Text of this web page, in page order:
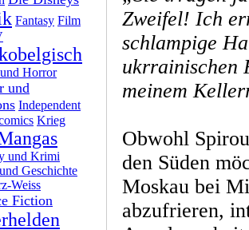
Fantasy Film
Horror
und
Independent
Krieg
und Krimi
Geschichte
Weiss
Fiction
Zweifel! Ich
schlampige
ukrrainischen
meinem
Obwohl
den Süden
Moskau bei
abzufrieren,